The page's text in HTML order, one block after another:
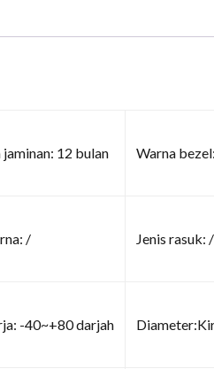
jaminan: 12 bulan Warna
/ Jenis rasuk: /
-40~+80 darjah